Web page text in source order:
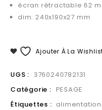
écran rétractable 62
dim: 240x190x27 mm
Ajouter À La
UGS : 3760240782131
Catégorie : PESAGE
Étiquettes :